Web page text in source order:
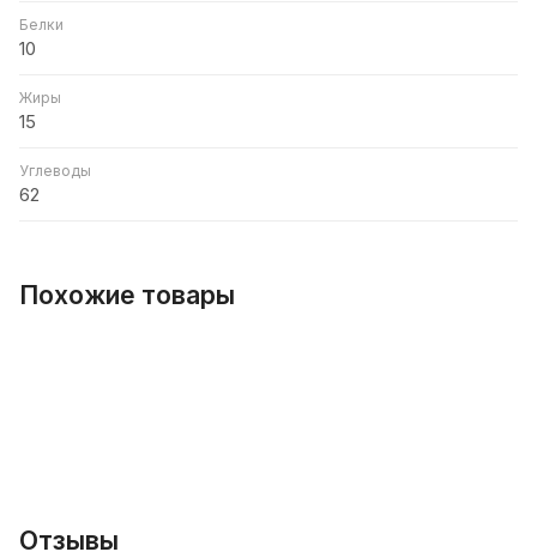
Белки
10
Жиры
15
Углеводы
62
Похожие товары
Отзывы